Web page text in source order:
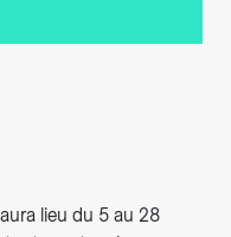
lieu du 5 au 28